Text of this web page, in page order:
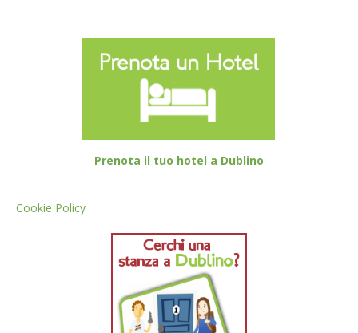
Prenota il tuo hotel a Dublino
Cookie Policy